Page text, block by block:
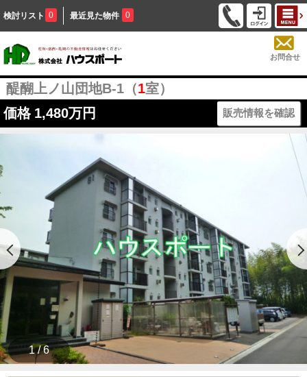
検討リスト 0 最近見た物件 0
お問合せ
醍醐上ノ山団地B-1（1室）
価格 1,480万円 販売情報を確認
1 / 6